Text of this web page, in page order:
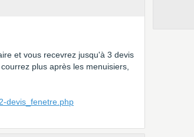
et vous recevrez jusqu'à 3 devis
plus après les menuisiers,
devis_fenetre.php